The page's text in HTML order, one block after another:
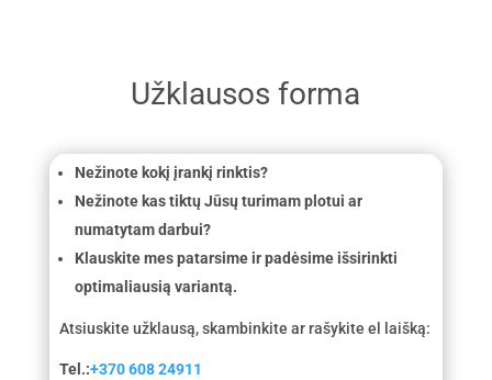
Užklausos forma
Nežinote kokį įrankį rinktis?
Nežinote kas tiktų Jūsų turimam plotui ar
numatytam darbui?
Klauskite mes patarsime ir padėsime išsirinkti
optimaliausią variantą.
Atsiuskite užklausą, skambinkite ar rašykite el laišką:
Tel.:+370 608 24911